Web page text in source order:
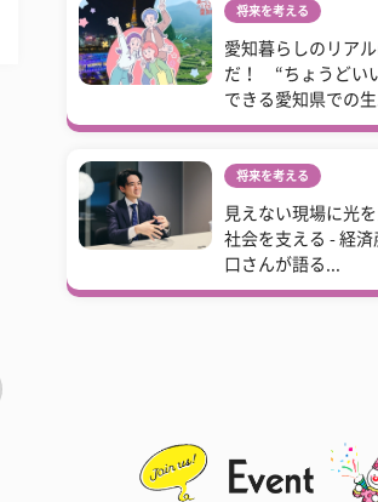
将来を考える
愛知暮らしのリア
だ！ “ちょうどい
できる愛知県での生
将来を考える
見えない現場に光
社会を支える - 経済
口さんが語る...